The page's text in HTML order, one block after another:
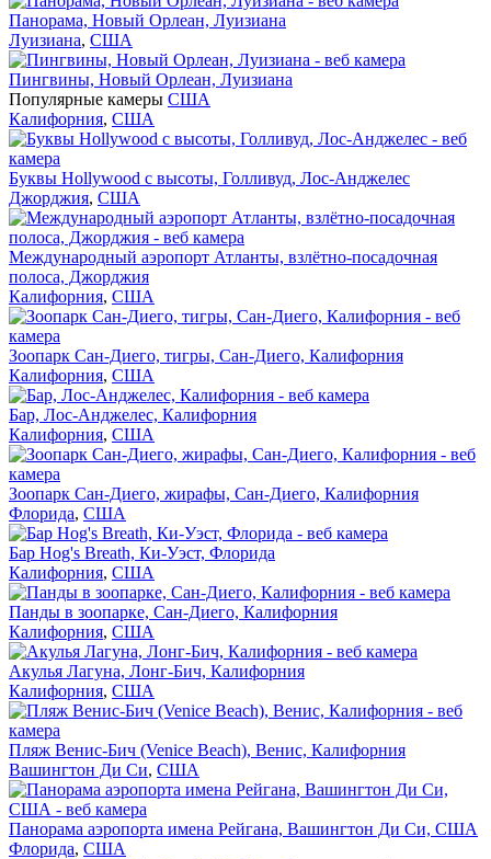
Панорама, Новый Орлеан, Луизиана
Луизиана, США
Пингвины, Новый Орлеан, Луизиана
Популярные камеры США
Калифорния, США
Буквы Hollywood с высоты, Голливуд, Лос-Анджелес
Джорджия, США
Международный аэропорт Атланты, взлётно-посадочная
полоса, Джорджия
Калифорния, США
Зоопарк Сан-Диего, тигры, Сан-Диего, Калифорния
Калифорния, США
Бар, Лос-Анджелес, Калифорния
Калифорния, США
Зоопарк Сан-Диего, жирафы, Сан-Диего, Калифорния
Флорида, США
Бар Hog's Breath, Ки-Уэст, Флорида
Калифорния, США
Панды в зоопарке, Сан-Диего, Калифорния
Калифорния, США
Акулья Лагуна, Лонг-Бич, Калифорния
Калифорния, США
Пляж Венис-Бич (Venice Beach), Венис, Калифорния
Вашингтон Ди Си, США
Панорама аэропорта имена Рейгана, Вашингтон Ди Си, США
Флорида, США